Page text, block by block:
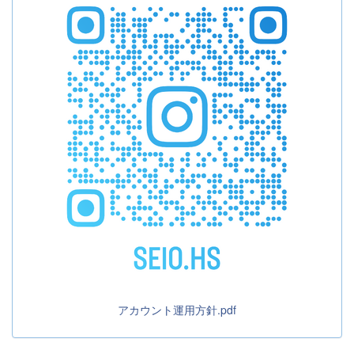
アカウント運用方針.pdf